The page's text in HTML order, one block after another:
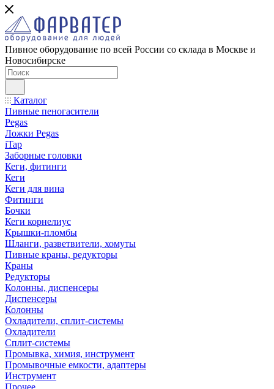
Пивное оборудование по всей России со склада в Москве и
Новосибирске
Каталог
Пивные пеногасители
Pegas
Ложки Pegas
iTap
Заборные головки
Кеги, фитинги
Кеги
Кеги для вина
Фитинги
Бочки
Кеги корнелиус
Крышки-пломбы
Шланги, разветвители, хомуты
Пивные краны, редукторы
Краны
Редукторы
Колонны, диспенсеры
Диспенсеры
Колонны
Охладители, сплит-системы
Охладители
Сплит-системы
Промывка, химия, инструмент
Промывочные емкости, адаптеры
Инструмент
Прочее